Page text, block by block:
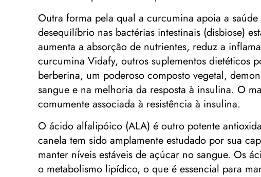
Outra forma pela qual a curcumina apoia a
desequilíbrio nas bactérias intestinais (disbiose)
aumenta a absorção de nutrientes, reduz a
curcumina Vidafy, outros suplementos dietéticos
berberina, um poderoso composto vegetal,
sangue e na melhoria da resposta à insulina. O
comumente associada à resistência à insulina.
O ácido alfalipóico (ALA) é outro potente
canela tem sido amplamente estudado por sua
manter níveis estáveis ​​de açúcar no sangue. Os
o metabolismo lipídico, o que é essencial para